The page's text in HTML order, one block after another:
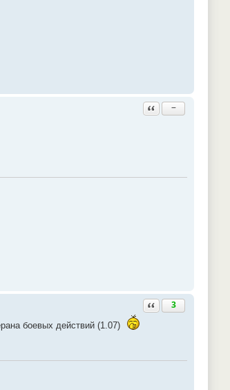
Ответить с цитатой
−
Ответить с цитатой
3
боевых действий (1.07)